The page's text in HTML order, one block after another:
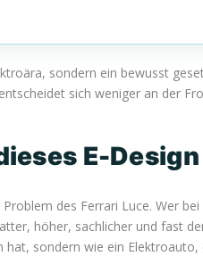
sondern ein bewusst
sich weniger an der
E-
des Ferrari Luce. Wer
höher, sachlicher und fast
sondern wie ein